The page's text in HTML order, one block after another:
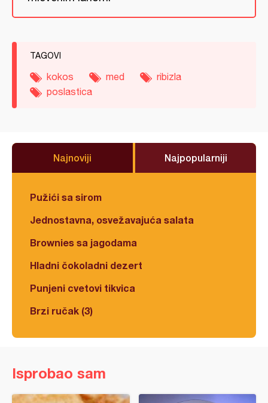
TAGOVI
kokos med
ribizla
poslastica
Najnoviji Najpopularniji
Pužići sa sirom
Jednostavna, osvežavajuća salata
Brownies sa jagodama
Hladni čokoladni dezert
Punjeni cvetovi tikvica
Brzi ručak (3)
Isprobao sam